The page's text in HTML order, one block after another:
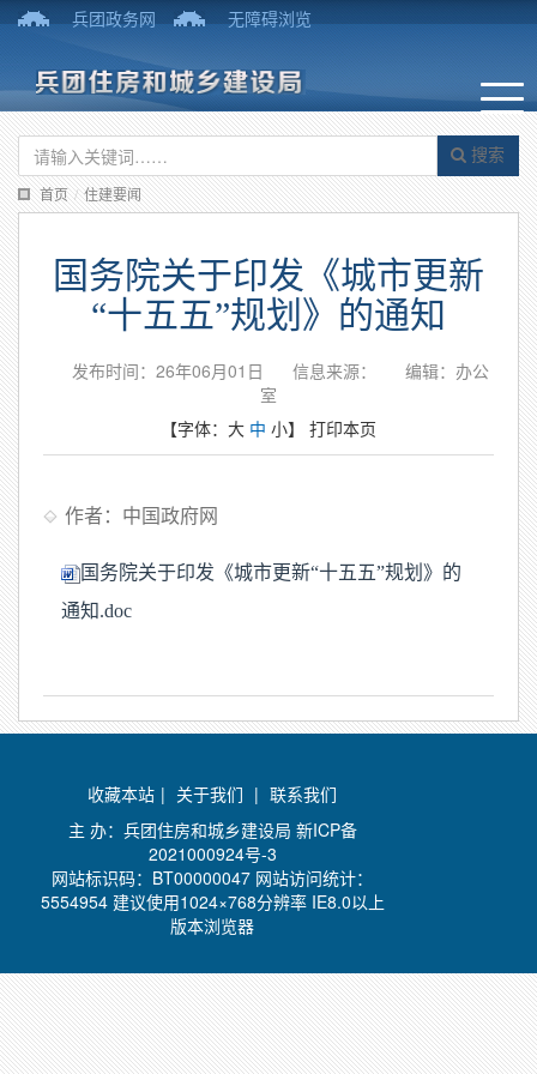
兵团政务网 无障碍浏览
搜索
首页 / 住建要闻
国务院关于印发《城市更新
“十五五”规划》的通知
发布时间：26年06月01日 信息来源：
编辑：办公
室
【字体： 大 中 小】 打印本页
作者：中国政府网
国务院关于印发《城市更新“十五五”规划》的
通知.doc
收藏本站 | 关于我们 | 联系我们
主 办：兵团住房和城乡建设局 新ICP备
2021000924号-3
网站标识码：BT00000047 网站访问统计：
5554954 建议使用1024×768分辨率 IE8.0以上
版本浏览器